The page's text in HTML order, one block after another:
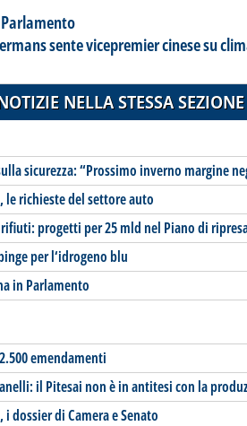
sente vicepremier cinese su
NELLA STESSA SEZIONE
sicurezza: “Prossimo inverno margine
le richieste del settore auto
progetti per 25 mld nel Piano di
per l‘idrogeno blu
in Parlamento
emendamenti
il Pitesai non è in antitesi con la
dossier di Camera e Senato